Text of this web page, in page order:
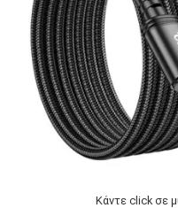
Κάντε click σε